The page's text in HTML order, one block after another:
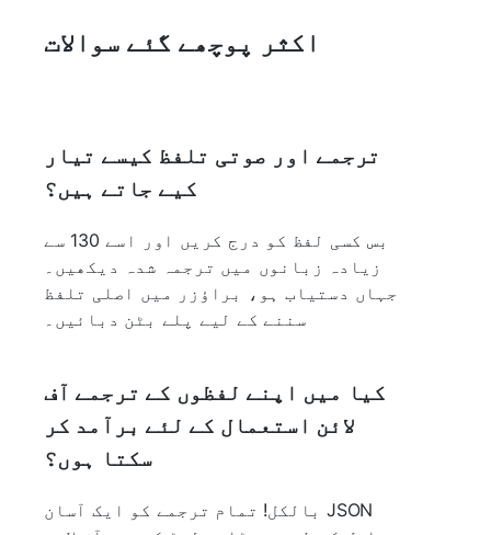
اکثر پوچھے گئے سوالات
ترجمے اور صوتی تلفظ کیسے تیار
کیے جاتے ہیں؟
بس کسی لفظ کو درج کریں اور اسے 130 سے
زیادہ زبانوں میں ترجمہ شدہ دیکھیں۔
جہاں دستیاب ہو، براؤزر میں اصلی تلفظ
سننے کے لیے پلے بٹن دبائیں۔
کیا میں اپنے لفظوں کے ترجمے آف
لائن استعمال کے لئے برآمد کر
سکتا ہوں؟
بالکل! تمام ترجمے کو ایک آسان JSON